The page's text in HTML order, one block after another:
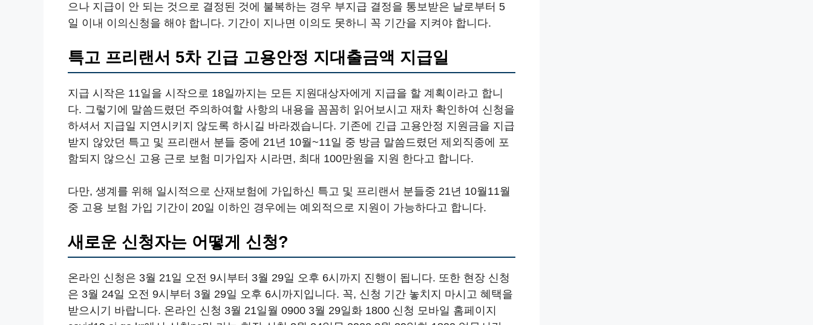
으나 지급이 안 되는 것으로 결정된 것에 불복하는 경우 부지급 결정을 통보받은 날로부터 5
일 이내 이의신청을 해야 합니다. 기간이 지나면 이의도 못하니 꼭 기간을 지켜야 합니다.
특고 프리랜서 5차 긴급 고용안정 지대출금액 지급일
지급 시작은 11일을 시작으로 18일까지는 모든 지원대상자에게 지급을 할 계획이라고 합니
다. 그렇기에 말씀드렸던 주의하여할 사항의 내용을 꼼꼼히 읽어보시고 재차 확인하여 신청을
하셔서 지급일 지연시키지 않도록 하시길 바라겠습니다. 기존에 긴급 고용안정 지원금을 지급
받지 않았던 특고 및 프리랜서 분들 중에 21년 10월~11일 중 방금 말씀드렸던 제외직종에 포
함되지 않으신 고용 근로 보험 미가입자 시라면, 최대 100만원을 지원 한다고 합니다.
다만, 생계를 위해 일시적으로 산재보험에 가입하신 특고 및 프리랜서 분들중 21년 10월11월
중 고용 보험 가입 기간이 20일 이하인 경우에는 예외적으로 지원이 가능하다고 합니다.
새로운 신청자는 어떻게 신청?
온라인 신청은 3월 21일 오전 9시부터 3월 29일 오후 6시까지 진행이 됩니다. 또한 현장 신청
은 3월 24일 오전 9시부터 3월 29일 오후 6시까지입니다. 꼭, 신청 기간 놓치지 마시고 혜택을
받으시기 바랍니다. 온라인 신청 3월 21일월 0900 3월 29일화 1800 신청 모바일 홈페이지